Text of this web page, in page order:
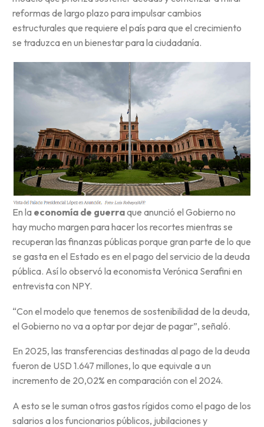
reformas de largo plazo para impulsar cambios
estructurales que requiere el país para que el crecimiento
se traduzca en un bienestar para la ciudadanía.
En la economía de guerraque anunció el Gobierno no
hay mucho margen para hacer los recortes mientras se
recuperan las finanzas públicas porque gran parte de lo que
se gasta en el Estado es en el pago del servicio de la deuda
pública. Así lo observó la economista Verónica Serafini en
entrevista con NPY.
“Con el modelo que tenemos de sostenibilidad de la deuda,
el Gobierno no va a optar por dejar de pagar”, señaló.
En 2025, las transferencias destinadas al pago de la deuda
fueron de USD 1.647 millones, lo que equivale a un
incremento de 20,02% en comparación con el 2024.
A esto se le suman otros gastos rígidos como el pago de los
salarios a los funcionarios públicos, jubilaciones y